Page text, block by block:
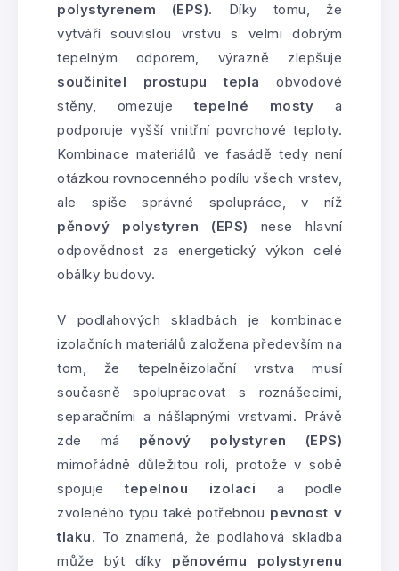
polystyrenem (EPS). Díky tomu, že
vytváří souvislou vrstvu s velmi dobrým
tepelným odporem, výrazně zlepšuje
součinitel prostupu tepla obvodové
stěny, omezujetepelné mosty a
podporuje vyšší vnitřní povrchové teploty.
Kombinace materiálů ve fasádě tedy není
otázkou rovnocenného podílu všech vrstev,
ale spíše správné spolupráce, v níž
pěnový polystyren (EPS) nese hlavní
odpovědnost za energetický výkon celé
obálky budovy.
V podlahových skladbách je kombinace
izolačních materiálů založena především na
tom, že tepelněizolační vrstva musí
současně spolupracovat s roznášecími,
separačními a nášlapnými vrstvami. Právě
zde má pěnový polystyren (EPS)
mimořádně důležitou roli, protože v sobě
spojujetepelnou izolaci a podle
zvoleného typu také potřebnou pevnost v
tlaku. To znamená, že podlahová skladba
může být díky pěnovému polystyrenu